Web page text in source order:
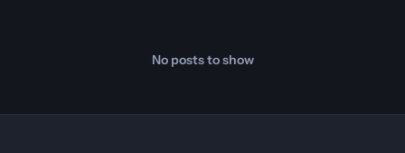
No posts to show